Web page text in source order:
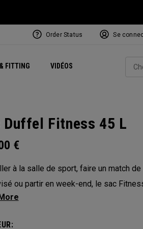
FITTING VIDÉOSExclusive Mavrik
Exclusivités -
Juillet NEW Headwear
Women's Golf
Exclusivités -
Régionaux
Order Status Se
Duffel Fitness 45 L
€
à la salle de sport, faire un match
ou partir en week-end, le sac
multifonction indispensable.